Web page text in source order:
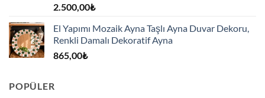
2.500,00₺
El Yapımı Mozaik Ayna Taşlı Ayna Duvar Dekoru,
Renkli Damalı Dekoratif Ayna
865,00₺
POPÜLER